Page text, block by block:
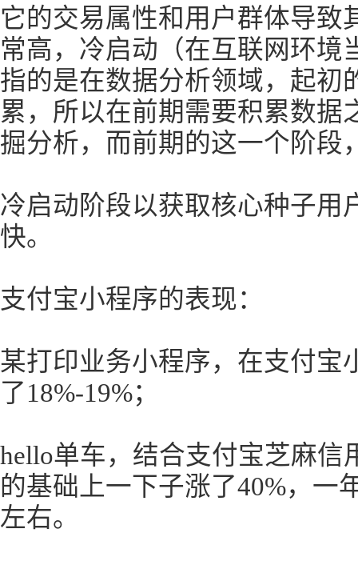
它的交易属性和用户群体导致
常高，冷启动（在互联网环境
指的是在数据分析领域，起初
累，所以在前期需要积累数据
掘分析，而前期的这一个阶段
冷启动阶段以获取核心种子用
快。
支付宝小程序的表现：
某打印业务小程序，在支付宝
了18%-19%；
hello单车，结合支付宝芝麻信
的基础上一下子涨了40%，一
左右。